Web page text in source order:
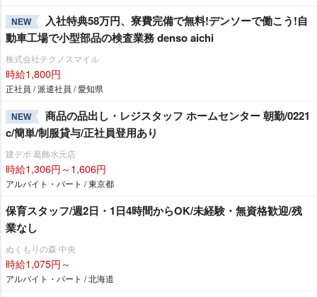
NEW
入社特典58万円、寮費完備で無料!デンソーで働こう!自
動車工場で小型部品の検査業務 denso aichi
株式会社テクノスマイル
時給1,800円
正社員 / 派遣社員 / 愛知県
NEW
商品の品出し・レジスタッフ ホームセンター 朝勤/0221
c/簡単/制服貸与/正社員登用あり
建デポ 葛飾水元店
時給1,306円～1,606円
アルバイト・パート / 東京都
保育スタッフ/週2日・1日4時間からOK/未経験・無資格歓迎/残
業なし
ぬくもりの森 中央
時給1,075円～
アルバイト・パート / 北海道